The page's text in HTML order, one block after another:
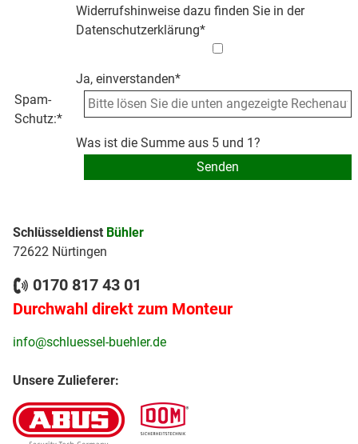
Widerrufshinweise dazu finden Sie in der
Datenschutzerklärung*
Ja, einverstanden*
Spam-
Schutz:*
Was ist die Summe aus 5 und 1?
Schlüsseldienst Bühler
72622 Nürtingen
0170 817 43 01
Durchwahl direkt zum Monteur
info@schluessel-buehler.de
Unsere Zulieferer: